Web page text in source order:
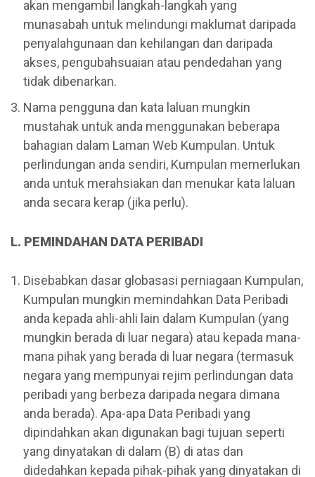
akan mengambil langkah-langkah yang
munasabah untuk melindungi maklumat daripada
penyalahgunaan dan kehilangan dan daripada
akses, pengubahsuaian atau pendedahan yang
tidak dibenarkan.
Nama pengguna dan kata laluan mungkin
mustahak untuk anda menggunakan beberapa
bahagian dalam Laman Web Kumpulan. Untuk
perlindungan anda sendiri, Kumpulan memerlukan
anda untuk merahsiakan dan menukar kata laluan
anda secara kerap (jika perlu).
L. PEMINDAHAN DATA PERIBADI
Disebabkan dasar globasasi perniagaan Kumpulan,
Kumpulan mungkin memindahkan Data Peribadi
anda kepada ahli-ahli lain dalam Kumpulan (yang
mungkin berada di luar negara) atau kepada mana-
mana pihak yang berada di luar negara (termasuk
negara yang mempunyai rejim perlindungan data
peribadi yang berbeza daripada negara dimana
anda berada). Apa-apa Data Peribadi yang
dipindahkan akan digunakan bagi tujuan seperti
yang dinyatakan di dalam (B) di atas dan
didedahkan kepada pihak-pihak yang dinyatakan di